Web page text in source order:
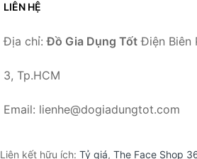
LIÊN HỆ
Địa chỉ:Đồ Gia Dụng Tốt Điện Biên
3, Tp.HCM
Email: lienhe@dogiadungtot.com
Liên kết hữu ích: Tỷ giá, The Face Shop